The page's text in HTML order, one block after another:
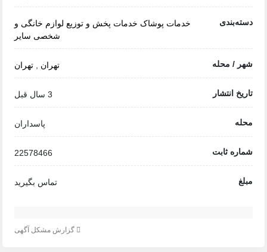
دسته‌بندی خدمات پوشاک خدمات پخش و توزیع لوازم خانگی و
شخصی سایر
شهر / محله تهران تهران
تاریخ انتشار 3 سال قبل
محله پاسداران
شماره ثابت 22578466
مبلغ تماس بگیرید
گزارش مشکل آگهی